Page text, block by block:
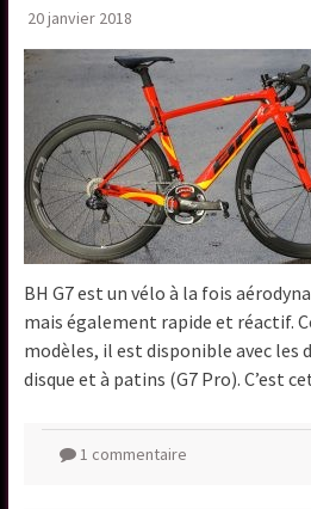
20 janvier 2018
BH G7 est un vélo à la fois
mais également rapide et réactif.
modèles, il est disponible avec les
disque et à patins (G7 Pro). C’est
1 commentaire